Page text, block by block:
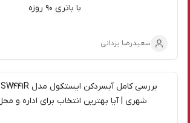
با باتری ۹۰ روزه
سعیدرضا یزدانی
شهری | آیا بهترین انتخاب برای اداره و